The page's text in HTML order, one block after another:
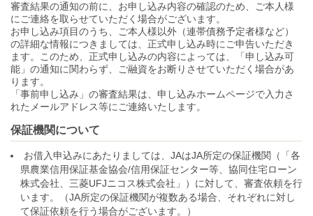
審査結果の通知の前に、お申し込み内容の確認のため、ご本人様
にご連絡を取らせていただく場合がございます。
お申し込み項目のうち、ご本人様以外（連帯債務予定者様など）
の詳細な情報につきましては、正式申し込み時にご申告いただき
ます。このため、正式申し込みの内容によっては、「申し込み可
能」の通知に関わらず、ご融資をお断りさせていただく場合があ
ります。
「事前申し込み」の審査結果は、申し込みホームページで入力さ
れたメールアドレス等にご連絡いたします。
保証機関について
お借入申込みにあたりましては、JAはJA所定の保証機関（「各
県農業信用保証基金協会/信用保証センター等、協同住宅ローン
株式会社、三菱UFJニコス株式会社」）に対して、審査依頼を行
います。（JA所定の保証機関が複数ある場合、それぞれに対し
て保証依頼を行う場合がございます。）